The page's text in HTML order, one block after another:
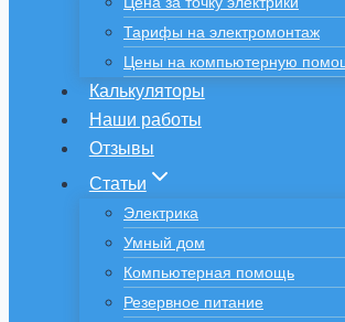
Тарифы на электромонтаж
Цены на компьютерную
Калькуляторы
Наши работы
Отзывы
Статьи
Электрика
Умный дом
Компьютерная помощь
Резервное питание